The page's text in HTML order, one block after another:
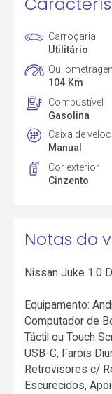
Carroçaria
Utilitário
104 Km
Combustível
Gasolina
Caixa de
Manual
Cor exterior
Cinzento
Notas do
Nissan Juke 1.0
Equipamento:
Computador de
Táctil ou Touch
USB-C, Faróis
Retrovisores c/
Escurecidos,